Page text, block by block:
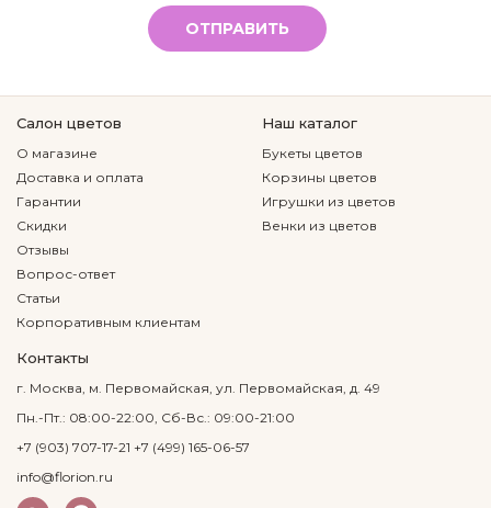
ОТПРАВИТЬ
Салон цветов
О магазине
Доставка и оплата
Гарантии
Скидки
Отзывы
Вопрос-ответ
Статьи
Корпоративным клиентам
Наш каталог
Букеты цветов
Корзины цветов
Игрушки из цветов
Венки из цветов
Контакты
г. Москва, м. Первомайская, ул. Первомайская, д. 49
Пн.-Пт.: 08:00-22:00, Сб-Вс.: 09:00-21:00
+7 (903) 707-17-21 +7 (499) 165-06-57
info@florion.ru